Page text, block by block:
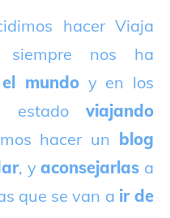
hacer Viaja
nos ha
mundoy en los
estado viajando
hacer un blog
, yaconsejarlas a
que se van a ir de